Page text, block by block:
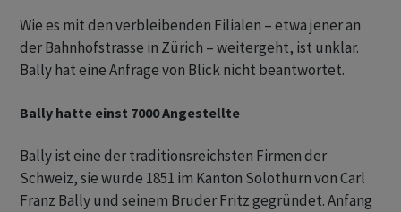
Wie es mit den verbleibenden Filialen – etwa jener an
der Bahnhofstrasse in Zürich – weitergeht, ist unklar.
Bally hat eine Anfrage von Blick nicht beantwortet.
Bally hatte einst 7000 Angestellte
Bally ist eine der traditionsreichsten Firmen der
Schweiz, sie wurde 1851 im Kanton Solothurn von Carl
Franz Bally und seinem Bruder Fritz gegründet. Anfang